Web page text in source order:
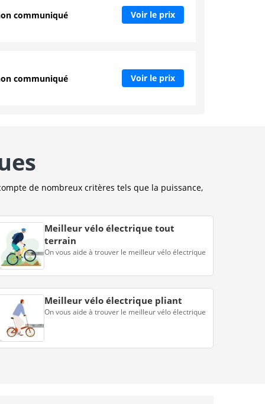
communiqué Voir le prix
communiqué Voir le prix
de nombreux critères tels que la puissance,
Meilleur vélo électrique tout
terrain
On vous aide à trouver le meilleur vélo électrique
Meilleur vélo électrique pliant
On vous aide à trouver le meilleur vélo électrique